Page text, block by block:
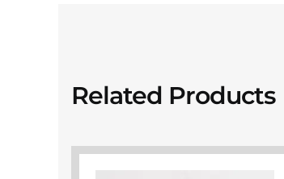
Related Products